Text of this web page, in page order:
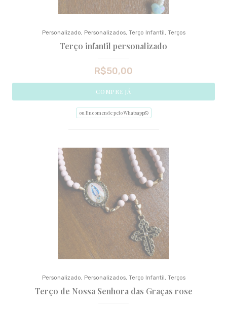
Personalizado, Personalizados, Terço Infantil, Terços
Terço infantil personalizado
R$50,00
COMPRE JÁ
ou Encomende pelo Whatsapp
Personalizado, Personalizados, Terço Infantil, Terços
Terço de Nossa Senhora das Graças rose